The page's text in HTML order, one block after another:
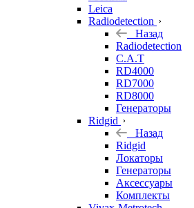
Leica
Radiodetection
Назад
Radiodetection
C.A.T
RD4000
RD7000
RD8000
Генераторы
Ridgid
Назад
Ridgid
Локаторы
Генераторы
Аксессуары
Комплекты